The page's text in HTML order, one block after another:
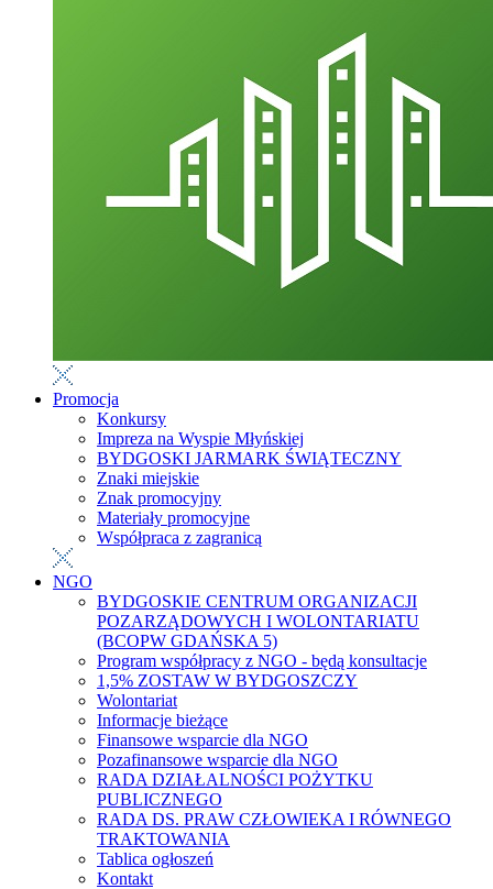
Promocja
Konkursy
Impreza na Wyspie Młyńskiej
BYDGOSKI JARMARK ŚWIĄTECZNY
Znaki miejskie
Znak promocyjny
Materiały promocyjne
Współpraca z zagranicą
NGO
BYDGOSKIE CENTRUM ORGANIZACJI
POZARZĄDOWYCH I WOLONTARIATU
(BCOPW GDAŃSKA 5)
Program współpracy z NGO - będą konsultacje
1,5% ZOSTAW W BYDGOSZCZY
Wolontariat
Informacje bieżące
Finansowe wsparcie dla NGO
Pozafinansowe wsparcie dla NGO
RADA DZIAŁALNOŚCI POŻYTKU
PUBLICZNEGO
RADA DS. PRAW CZŁOWIEKA I RÓWNEGO
TRAKTOWANIA
Tablica ogłoszeń
Kontakt